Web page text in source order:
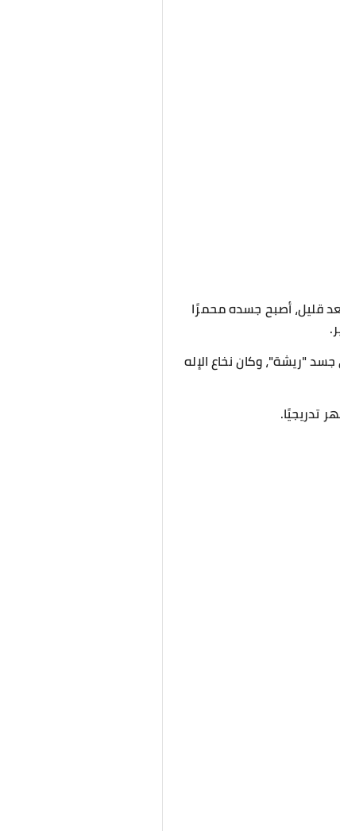
قليل، أصبح جسده محمرًا
"ريشة"، وكان نخاع الإله
تدريجيًا.